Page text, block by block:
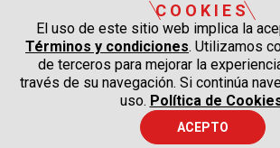
COOKIES
El uso de este sitio web implica la
Términos y condiciones. Utilizamos
de terceros para mejorar la
través de su navegación. Si continúa
uso. Política de
ACEPTO